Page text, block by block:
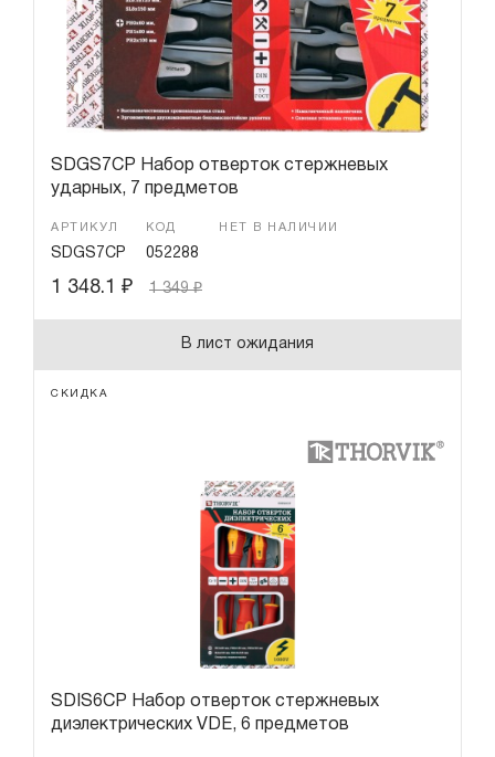
Гарантия и сервис
Доставка и оплата
Контакты
Комплектующие к наборам
Специальные комплекты инструмента
SDGS7CP Набор отверток стержневых
ударных, 7 предметов
АРТИКУЛ
SDGS7CP
КОД
052288
НЕТ В НАЛИЧИИ
1 348.1 ₽ 1 349₽
В лист ожидания
СКИДКА
SDIS6CP Набор отверток стержневых
диэлектрических VDE, 6 предметов